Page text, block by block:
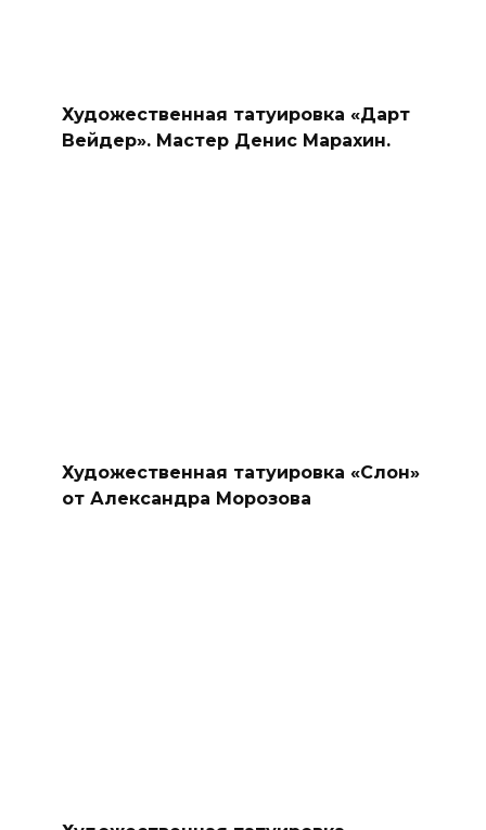
Художественная татуировка «Дарт
Вейдер». Мастер Денис Марахин.
Художественная татуировка «Слон»
от Александра Морозова